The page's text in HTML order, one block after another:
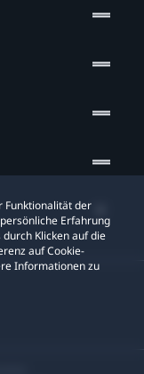
Funktionalität der
Erfahrung
Klicken auf die
auf Cookie-
Informationen zu